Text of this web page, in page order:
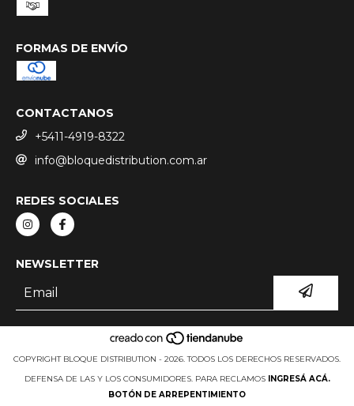
FORMAS DE ENVÍO
CONTACTANOS
+5411-4919-8322
info@bloquedistribution.com.ar
REDES SOCIALES
NEWSLETTER
COPYRIGHT BLOQUE DISTRIBUTION - 2026. TODOS LOS DERECHOS RESERVADOS.
DEFENSA DE LAS Y LOS CONSUMIDORES. PARA RECLAMOS INGRESÁ ACÁ.
BOTÓN DE ARREPENTIMIENTO